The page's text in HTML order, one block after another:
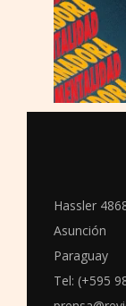
Hassler
Asunción
Paraguay
Tel: (+595